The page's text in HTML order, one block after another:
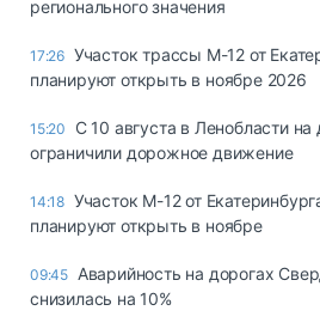
регионального значения
17:26 Участок трассы М-12 от
планируют открыть в ноябре 2026
15:20
С 10 августа в Ленобласти на
ограничили дорожное движение
14:18 Участок М-12 от
планируют открыть в ноябре
09:45 Аварийность на дорогах
снизилась на 10%